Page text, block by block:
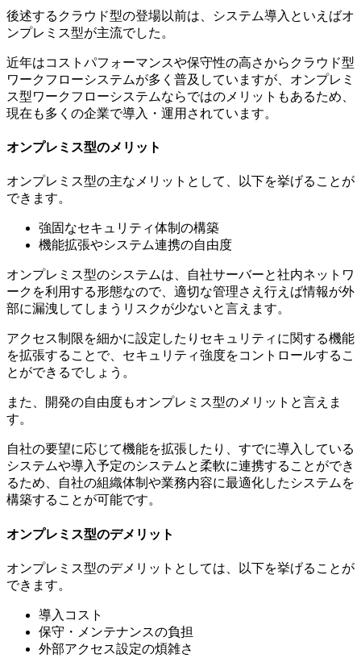
後述するクラウド型の登場以前は、システム導入といえばオ
ンプレミス型が主流でした。
近年はコストパフォーマンスや保守性の高さからクラウド型
ワークフローシステムが多く普及していますが、オンプレミ
ス型ワークフローシステムならではのメリットもあるため、
現在も多くの企業で導入・運用されています。
オンプレミス型のメリット
オンプレミス型の主なメリットとして、以下を挙げることが
できます。
強固なセキュリティ体制の構築
機能拡張やシステム連携の自由度
オンプレミス型のシステムは、自社サーバーと社内ネットワ
ークを利用する形態なので、適切な管理さえ行えば情報が外
部に漏洩してしまうリスクが少ないと言えます。
アクセス制限を細かに設定したりセキュリティに関する機能
を拡張することで、セキュリティ強度をコントロールするこ
とができるでしょう。
また、開発の自由度もオンプレミス型のメリットと言えま
す。
自社の要望に応じて機能を拡張したり、すでに導入している
システムや導入予定のシステムと柔軟に連携することができ
るため、自社の組織体制や業務内容に最適化したシステムを
構築することが可能です。
オンプレミス型のデメリット
オンプレミス型のデメリットとしては、以下を挙げることが
できます。
導入コスト
保守・メンテナンスの負担
外部アクセス設定の煩雑さ